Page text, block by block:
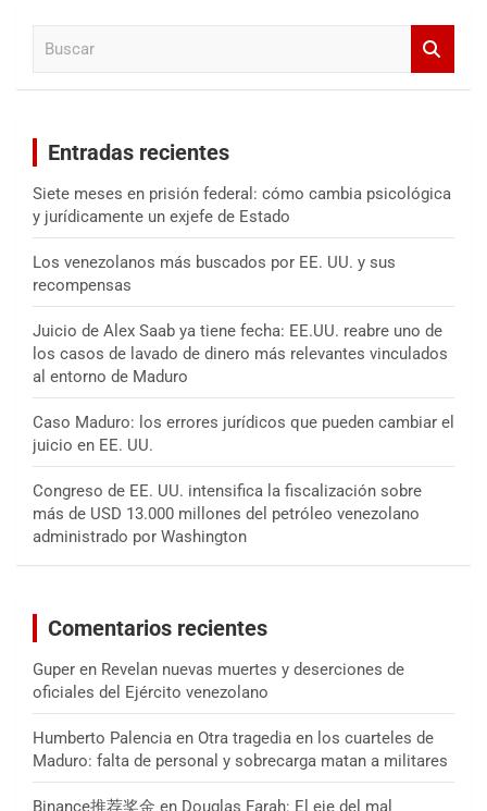
Entradas recientes
Siete meses en prisión federal: cómo cambia psicológica
y jurídicamente un exjefe de Estado
Los venezolanos más buscados por EE. UU. y sus
recompensas
Juicio de Alex Saab ya tiene fecha: EE.UU. reabre uno de
los casos de lavado de dinero más relevantes vinculados
al entorno de Maduro
Caso Maduro: los errores jurídicos que pueden cambiar el
juicio en EE. UU.
Congreso de EE. UU. intensifica la fiscalización sobre
más de USD 13.000 millones del petróleo venezolano
administrado por Washington
Comentarios recientes
Guper en Revelan nuevas muertes y deserciones de
oficiales del Ejército venezolano
Humberto Palencia en Otra tragedia en los cuarteles de
Maduro: falta de personal y sobrecarga matan a militares
Binance推荐奖金 en Douglas Farah: El eje del mal